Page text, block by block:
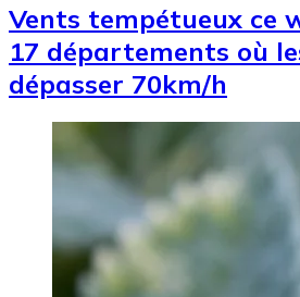
Vents tempétueux ce
17 départements où
dépasser 70km/h
Image